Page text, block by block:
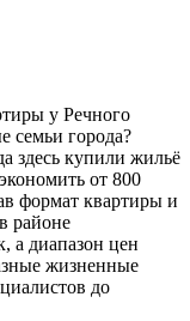
у Речного
семьи города?
здесь купили жильё
от 800
формат квартиры и
районе
а диапазон цен
жизненные
до